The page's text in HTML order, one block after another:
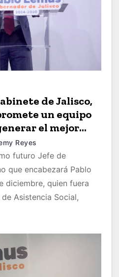
de Jalisco,
un equipo
el mejor
Reyes
futuro Jefe de
que encabezará Pablo
diciembre, quien fuera
Asistencia Social,